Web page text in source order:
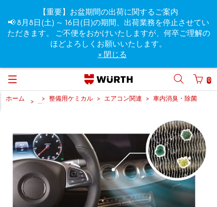
0
ホーム ... 整備用ケミカル エアコン関連 車内消臭・除菌
【重要】お盆期間の出荷に関するご案内
📢 8月8日(土) ～ 16日(日)の期間、出荷業務を停止させてい
ただきます。 ご不便をおかけいたしますが、何卒ご理解の
ほどよろしくお願いいたします。
× 閉じる